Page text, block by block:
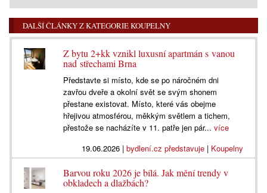
DALŠÍ ČLÁNKY Z KATEGORIE KOUPELNY
Z bytu 2+kk vznikl luxusní apartmán s vanou
nad střechami Brna
Představte si místo, kde se po náročném dni
zavřou dveře a okolní svět se svým shonem
přestane existovat. Místo, které vás obejme
hřejivou atmosférou, měkkým světlem a tichem,
přestože se nacházíte v 11. patře jen pár...více
19.06.2026| bydlení.cz představuje| Koupelny
Barvou roku 2026 je bílá. Jak mění trendy v
obkladech a dlažbách?